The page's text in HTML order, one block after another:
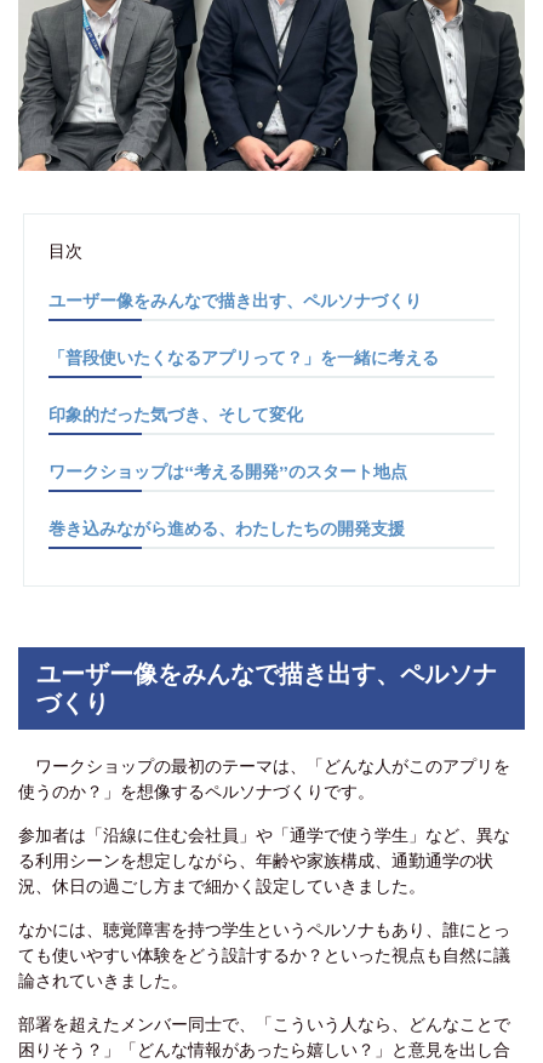
目次
ユーザー像をみんなで描き出す、ペルソナづくり
「普段使いたくなるアプリって？」を一緒に考える
印象的だった気づき、そして変化
ワークショップは“考える開発”のスタート地点
巻き込みながら進める、わたしたちの開発支援
ユーザー像をみんなで描き出す、ペルソナ
づくり
ワークショップの最初のテーマは、「どんな人がこのアプリを
使うのか？」を想像するペルソナづくりです。
参加者は「沿線に住む会社員」や「通学で使う学生」など、異な
る利用シーンを想定しながら、年齢や家族構成、通勤通学の状
況、休日の過ごし方まで細かく設定していきました。
なかには、聴覚障害を持つ学生というペルソナもあり、誰にとっ
ても使いやすい体験をどう設計するか？といった視点も自然に議
論されていきました。
部署を超えたメンバー同士で、「こういう人なら、どんなことで
困りそう？」「どんな情報があったら嬉しい？」と意見を出し合